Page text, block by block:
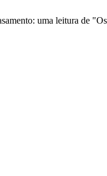
uma leitura de